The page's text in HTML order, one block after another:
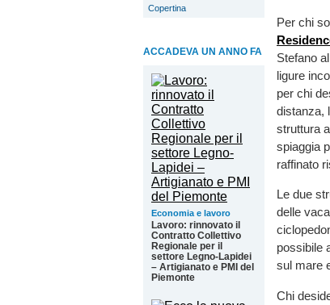
Copertina
ACCADEVA UN ANNO FA
Economia e lavoro
Lavoro: rinnovato il
Contratto Collettivo
Regionale per il
settore Legno-Lapidei
– Artigianato e PMI del
Piemonte
Per chi
Stefano
ligure
per chi
distanza,
struttura
spiaggia
raffinato
Le due
delle
possibile
sul mare
Chi